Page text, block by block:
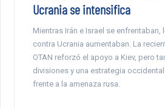
Ucrania se intensifica
Mientras Irán e Israel se
contra Ucrania aumentaban. La
OTAN reforzó el apoyo a Kiev, pero
divisiones y una estrategia
frente a la amenaza rusa.